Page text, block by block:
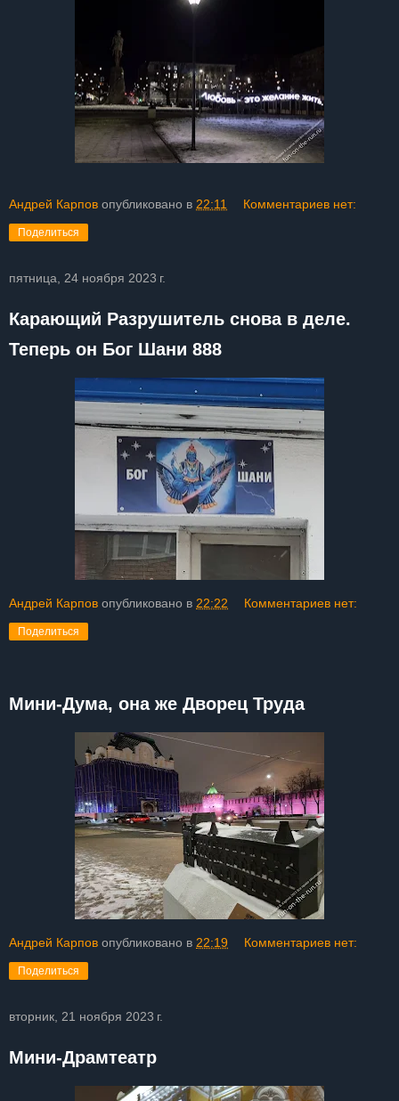
Андрей Карпов опубликовано в 22:11 Комментариев нет:
Поделиться
пятница, 24 ноября 2023 г.
Карающий Разрушитель снова в деле.
Теперь он Бог Шани 888
Андрей Карпов опубликовано в 22:22 Комментариев нет:
Поделиться
Мини-Дума, она же Дворец Труда
Андрей Карпов опубликовано в 22:19 Комментариев нет:
Поделиться
вторник, 21 ноября 2023 г.
Мини-Драмтеатр